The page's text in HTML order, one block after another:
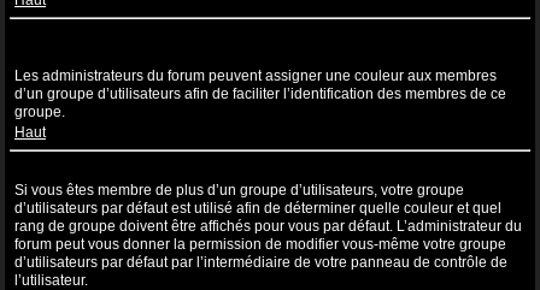
Les administrateurs du forum peuvent assigner une couleur aux membres
d’un groupe d’utilisateurs afin de faciliter l’identification des membres de ce
groupe.
Haut
Si vous êtes membre de plus d’un groupe d’utilisateurs, votre groupe
d’utilisateurs par défaut est utilisé afin de déterminer quelle couleur et quel
rang de groupe doivent être affichés pour vous par défaut. L’administrateur du
forum peut vous donner la permission de modifier vous-même votre groupe
d’utilisateurs par défaut par l’intermédiaire de votre panneau de contrôle de
l’utilisateur.